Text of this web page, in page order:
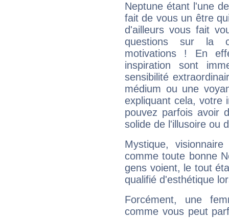
Neptune étant l'une
fait de vous un être
d'ailleurs vous fait
questions sur la
motivations ! En
inspiration sont
sensibilité
médium ou une
expliquant cela, votre
pouvez parfois avoir
solide de l'illusoire ou
Mystique,
comme toute bonne
gens voient, le tout
qualifié d'esthétique
Forcément, une
comme vous peut